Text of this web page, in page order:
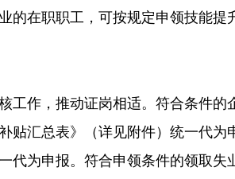
的在职职工，可按规定申领技能
工作，推动证岗相适。符合条件
贴汇总表》（详见附件）统一代
代为申报。符合申领条件的领取失